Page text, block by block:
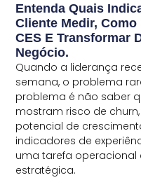
Entenda Quais
Cliente Medir, Como
CES E Transformar
Negócio.
Quando a liderança
semana, o problema
problema é não saber
mostram risco de
potencial de
indicadores de
uma tarefa operacional
estratégica.